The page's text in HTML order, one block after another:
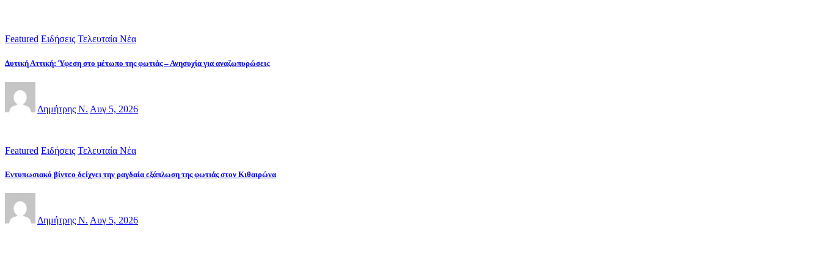
Featured Ειδήσεις Τελευταία Νέα
Δυτική Αττική: Ύφεση στο μέτωπο της φωτιάς – Ανησυχία για αναζωπυρώσεις
Δημήτρης Ν. Αυγ 5, 2026
Featured Ειδήσεις Τελευταία Νέα
Εντυπωσιακό βίντεο δείχνει την ραγδαία εξάπλωση της φωτιάς στον Κιθαιρώνα
Δημήτρης Ν. Αυγ 5, 2026